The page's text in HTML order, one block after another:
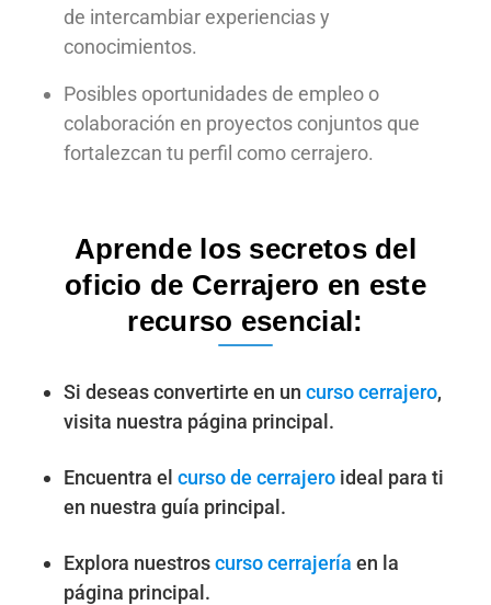
de intercambiar experiencias y
conocimientos.
Posibles oportunidades de empleo o
colaboración en proyectos conjuntos que
fortalezcan tu perfil como cerrajero.
Aprende los secretos del
oficio de Cerrajero en este
recurso esencial:
Si deseas convertirte en un curso cerrajero,
visita nuestra página principal.
Encuentra el curso de cerrajero ideal para ti
en nuestra guía principal.
Explora nuestroscurso cerrajería en la
página principal.